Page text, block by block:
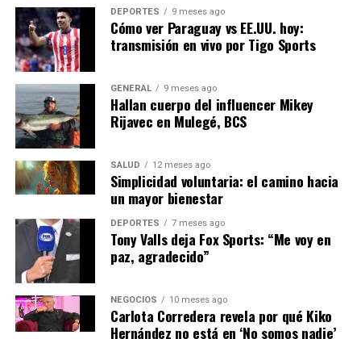
Este acto de valentía, aunque involuntario, muestra las
complejidades de la historia y cómo los destinos
individuales pueden entrelazarse en los momentos más
Reflexiones finales
La historia del comunista que salvó a Franco es un
recordatorio de las paradojas de la guerra y la política.
En un contexto donde las lealtades eran a menudo
ambiguas, este episodio destaca por su ironía y
simbolismo. Mientras España continúa lidiando con su
pasado, historias como esta ofrecen una perspectiva
única sobre los eventos que han moldeado la nación.
A medida que se desentierran más relatos de la Guerra
Civil, es crucial seguir explorando estas narrativas para
DEPORTES 9 meses ago
Cómo ver Paraguay vs EE.UU. hoy:
transmisión en vivo por Tigo Sports
GENERAL 9 meses ago
Hallan cuerpo del influencer Mikey
Rijavec en Mulegé, BCS
SALUD 12 meses ago
Simplicidad voluntaria: el camino hacia
un mayor bienestar
DEPORTES 7 meses ago
Tony Valls deja Fox Sports: “Me voy en
paz, agradecido”
NEGOCIOS 10 meses ago
Carlota Corredera revela por qué Kiko
Hernández no está en ‘No somos nadie’